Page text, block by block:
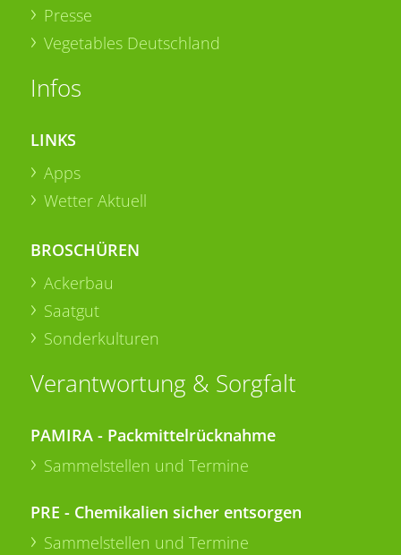
Presse
Vegetables Deutschland
Infos
LINKS
Apps
Wetter Aktuell
BROSCHÜREN
Ackerbau
Saatgut
Sonderkulturen
Verantwortung & Sorgfalt
PAMIRA - Packmittelrücknahme
Sammelstellen und Termine
PRE - Chemikalien sicher entsorgen
Sammelstellen und Termine